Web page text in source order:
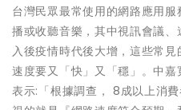
台灣民眾最常使用的網路應用
播或收聽音樂，其中視訊會議
入後疫情時代後大增，這些常
速度要又「快」又「穩」。中
表示:「根據調查， 8成以上消